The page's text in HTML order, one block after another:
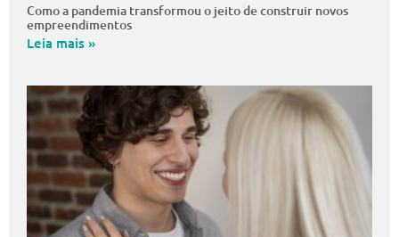
Como a pandemia transformou o jeito de construir novos
empreendimentos
Leia mais »